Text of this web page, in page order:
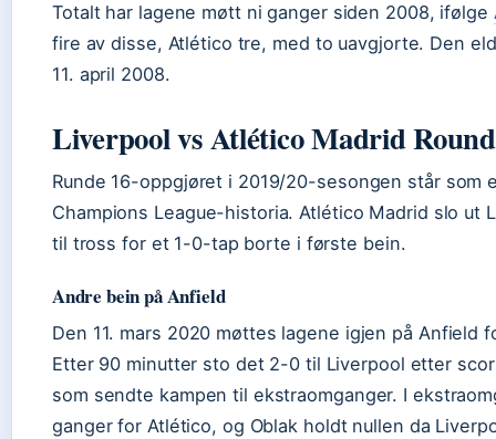
Totalt har lagene møtt ni ganger siden 2008, ifølge
fire av disse, Atlético tre, med to uavgjorte. Den
11. april 2008.
Liverpool vs Atlético Madrid
Runde 16-oppgjøret i 2019/20-sesongen står som
Champions League-historia. Atlético Madrid slo ut
til tross for et 1-0-tap borte i første bein.
Andre bein på Anfield
Den 11. mars 2020 møttes lagene igjen på Anfield
Etter 90 minutter sto det 2-0 til Liverpool etter
som sendte kampen til ekstraomganger. I
ganger for Atlético, og Oblak holdt nullen da